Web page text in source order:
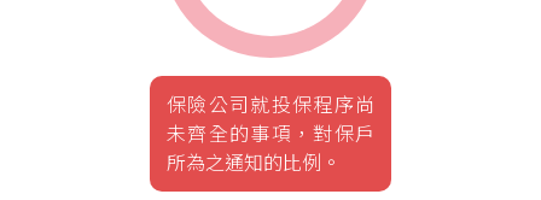
保險公司就投保程序尚
未齊全的事項，對保戶
所為之通知的比例。